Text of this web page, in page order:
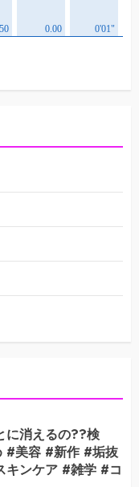
に消えるの??検
#美容 #新作 #垢抜
キンケア #雑学 #コ